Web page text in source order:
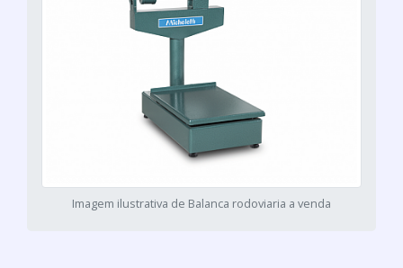
Imagem ilustrativa de Balanca rodoviaria a venda